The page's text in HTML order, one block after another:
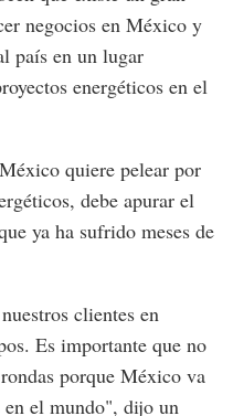
negocios en México y
país en un lugar
energéticos en el
quiere pelear por
debe apurar el
ya ha sufrido meses de
clientes en
Es importante que no
porque México va
en el mundo", dijo un